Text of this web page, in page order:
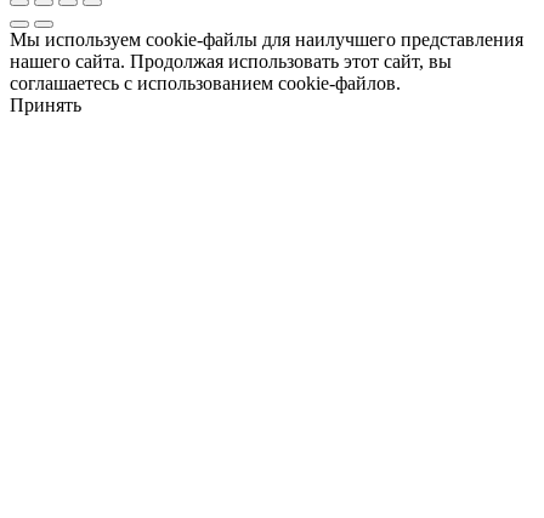
Мы используем cookie-файлы для наилучшего представления
нашего сайта. Продолжая использовать этот сайт, вы
соглашаетесь с использованием cookie-файлов.
Принять